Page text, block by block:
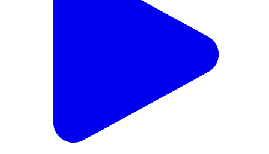
Kotra, Udaipur | Jun 23, 2026